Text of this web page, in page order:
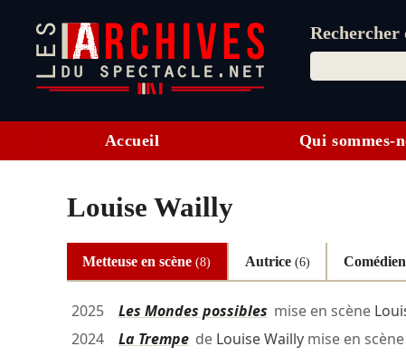
Rechercher
Accueil Qui sommes-
Louise Wailly
Metteuse en scène(8) Autrice (6)
2025 Les Mondes possibles mise en scène
2024
La Trempede Louise Waillymise en scène